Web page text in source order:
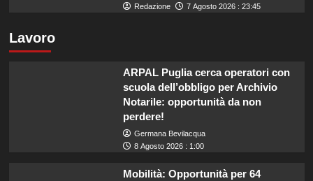
Redazione 7 Agosto 2026 : 23:45
Lavoro
ARPAL Puglia cerca operatori con
scuola dell’obbligo per Archivio
Notarile: opportunità da non
perdere!
Germana Bevilacqua
8 Agosto 2026 : 1:00
Mobilità: Opportunità per 64